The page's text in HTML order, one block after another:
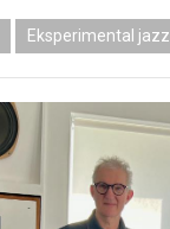
Eksperimental jazz